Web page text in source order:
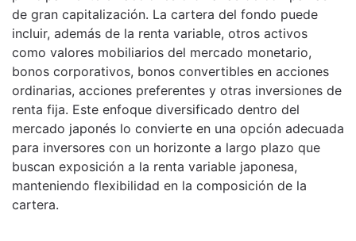
de gran capitalización. La cartera del fondo puede
incluir, además de la renta variable, otros activos
como valores mobiliarios del mercado monetario,
bonos corporativos, bonos convertibles en acciones
ordinarias, acciones preferentes y otras inversiones de
renta fija. Este enfoque diversificado dentro del
mercado japonés lo convierte en una opción adecuada
para inversores con un horizonte a largo plazo que
buscan exposición a la renta variable japonesa,
manteniendo flexibilidad en la composición de la
cartera.